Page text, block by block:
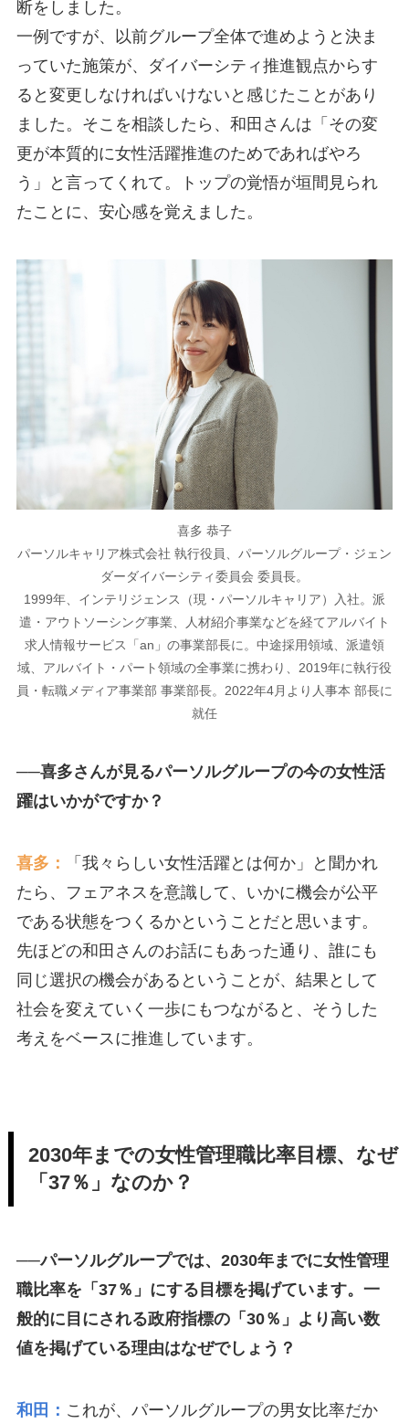
断をしました。
一例ですが、以前グループ全体で進めようと決ま
っていた施策が、ダイバーシティ推進観点からす
ると変更しなければいけないと感じたことがあり
ました。そこを相談したら、和田さんは「その変
更が本質的に女性活躍推進のためであればやろ
う」と言ってくれて。トップの覚悟が垣間見られ
たことに、安心感を覚えました。
喜多 恭子
パーソルキャリア株式会社 執行役員、パーソルグループ・ジェン
ダーダイバーシティ委員会 委員長。
1999年、インテリジェンス（現・パーソルキャリア）入社。派
遣・アウトソーシング事業、人材紹介事業などを経てアルバイト
求人情報サービス「an」の事業部長に。中途採用領域、派遣領
域、アルバイト・パート領域の全事業に携わり、2019年に執行役
員・転職メディア事業部 事業部長。2022年4月より人事本 部長に
就任
──喜多さんが見るパーソルグループの今の女性活
躍はいかがですか？
喜多：
「我々らしい女性活躍とは何か」と聞かれ
たら、フェアネスを意識して、いかに機会が公平
である状態をつくるかということだと思います。
先ほどの和田さんのお話にもあった通り、誰にも
同じ選択の機会があるということが、結果として
社会を変えていく一歩にもつながると、そうした
考えをベースに推進しています。
2030年までの女性管理職比率目標、なぜ
「37％」なのか？
──パーソルグループでは、2030年までに女性管理
職比率を「37％」にする目標を掲げています。一
般的に目にされる政府指標の「30％」より高い数
値を掲げている理由はなぜでしょう？
和田： これが、パーソルグループの男女比率だか